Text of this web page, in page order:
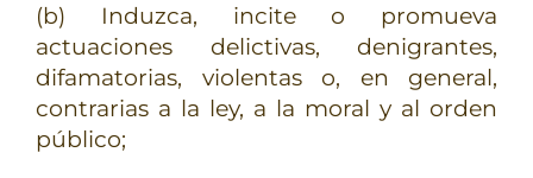
(b) Induzca, incite o promueva
actuaciones delictivas, denigrantes,
difamatorias, violentas o, en general,
contrarias a la ley, a la moral y al orden
público;